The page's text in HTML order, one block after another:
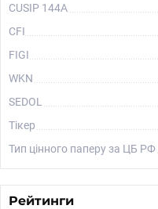
CUSIP 144A
CFI
FIGI
WKN
SEDOL
Тікер
Тип цінного паперу за ЦБ РФ
Рейтинги